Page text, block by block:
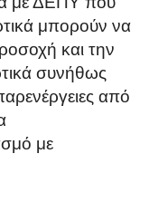
μπορούν να
και την
συνήθως
από
με